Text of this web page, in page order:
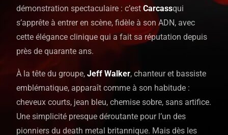
démonstration spectaculaire : c’estCarcassqui
s’apprête à entrer en scène, fidèle à son ADN, avec
cette élégance clinique qui a fait sa réputation depuis
près de quarante ans.
À la tête du groupe,Jeff Walker, chanteur et bassiste
emblématique, apparaît comme à son habitude :
cheveux courts, jean bleu, chemise sobre, sans artifice.
Une simplicité presque déroutante pour l’un des
pionniers du death metal britannique. Mais dès les